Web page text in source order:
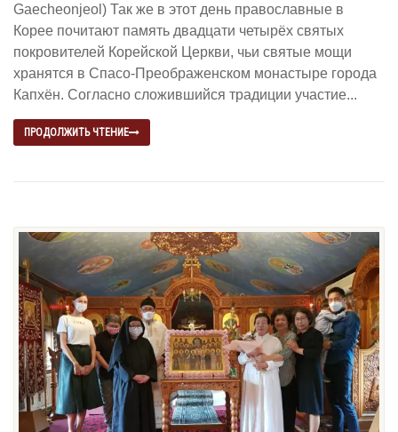
Gaecheonjeol) Так же в этот день православные в
Корее почитают память двадцати четырёх святых
покровителей Корейской Церкви, чьи святые мощи
хранятся в Спасо-Преображенском монастыре города
Капхён. Согласно сложившийся традиции участие...
ПРОДОЛЖИТЬ ЧТЕНИЕ